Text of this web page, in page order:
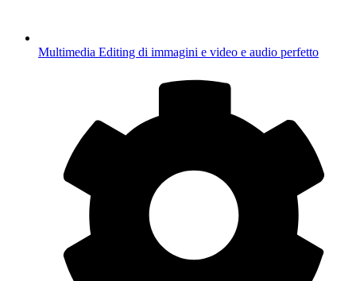
Multimedia Editing di immagini e video e audio perfetto